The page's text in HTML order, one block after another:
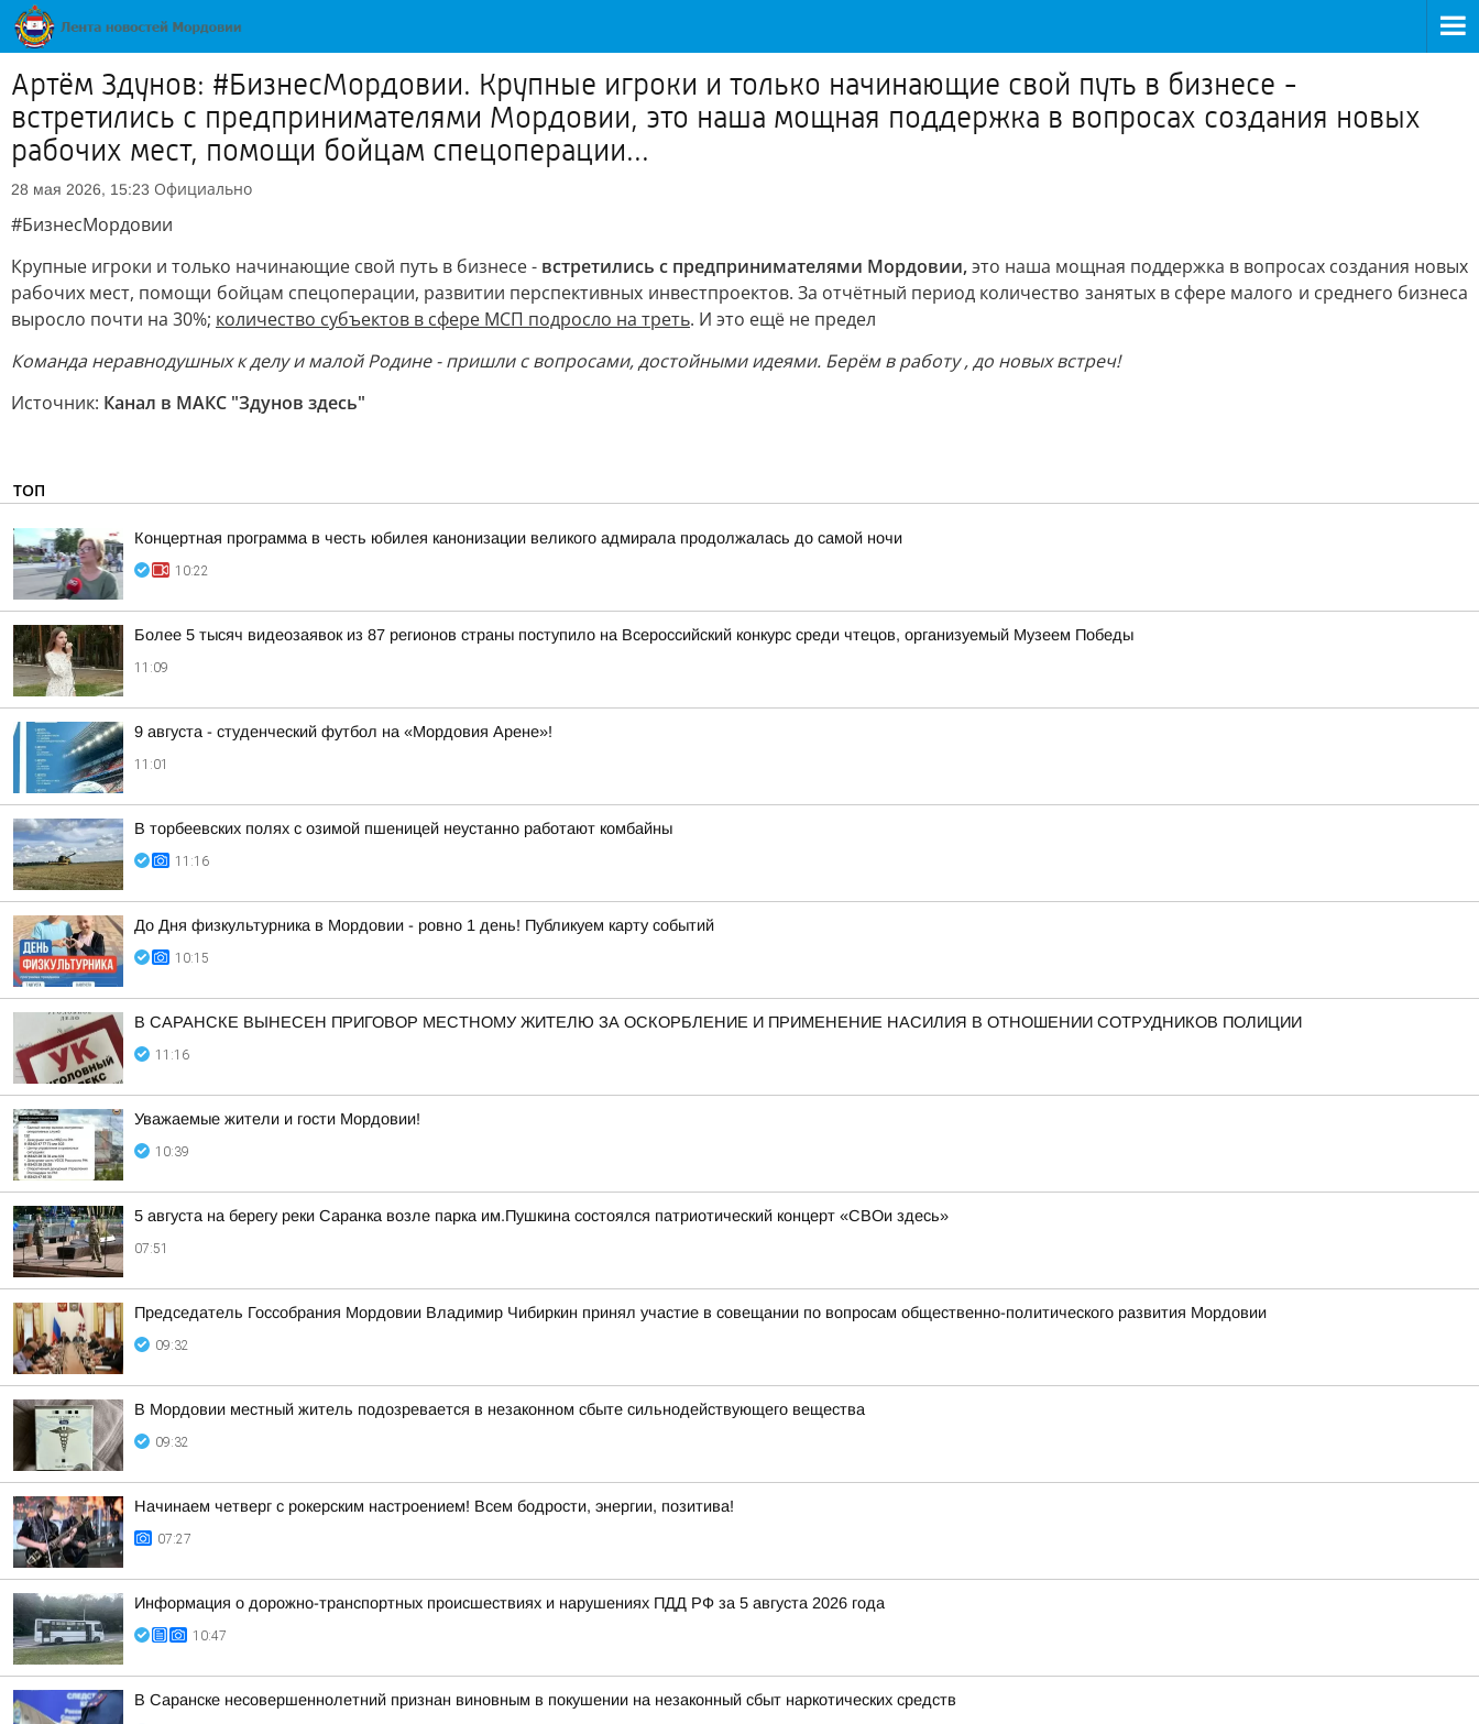
Артём Здунов: #БизнесМордовии. Крупные игроки и только начинающие свой путь в бизнесе -
встретились с предпринимателями Мордовии, это наша мощная поддержка в вопросах создания новых
рабочих мест, помощи бойцам спецоперации...
28 мая 2026, 15:23 Официально
#БизнесМордовии
Крупные игроки и только начинающие свой путь в бизнесе - встретились с предпринимателями Мордовии,это наша мощная поддержка в вопросах создания новых
рабочих мест, помощи бойцам спецоперации, развитии перспективных инвестпроектов. За отчётный период количество занятых в сфере малого и среднего бизнеса
выросло почти на 30%; количество субъектов в сфере МСП подросло на треть. И это ещё не предел
Команда неравнодушных к делу и малой Родине- пришли с вопросами, достойными идеями. Берём в работу, до новых встреч!
Источник: Канал в МАКС "Здунов здесь"
ТОП
Концертная программа в честь юбилея канонизации великого адмирала продолжалась до самой ночи
10:22
Более 5 тысяч видеозаявок из 87 регионов страны поступило на Всероссийский конкурс среди чтецов, организуемый Музеем Победы
11:09
9 августа - студенческий футбол на «Мордовия Арене»!
11:01
В торбеевских полях с озимой пшеницей неустанно работают комбайны
11:16
До Дня физкультурника в Мордовии - ровно 1 день! Публикуем карту событий
10:15
В САРАНСКЕ ВЫНЕСЕН ПРИГОВОР МЕСТНОМУ ЖИТЕЛЮ ЗА ОСКОРБЛЕНИЕ И ПРИМЕНЕНИЕ НАСИЛИЯ В ОТНОШЕНИИ СОТРУДНИКОВ ПОЛИЦИИ
11:16
Уважаемые жители и гости Мордовии!
10:39
5 августа на берегу реки Саранка возле парка им.Пушкина состоялся патриотический концерт «СВОи здесь»
07:51
Председатель Госсобрания Мордовии Владимир Чибиркин принял участие в совещании по вопросам общественно-политического развития Мордовии
09:32
В Мордовии местный житель подозревается в незаконном сбыте сильнодействующего вещества
09:32
Начинаем четверг с рокерским настроением! Всем бодрости, энергии, позитива!
07:27
Информация о дорожно-транспортных происшествиях и нарушениях ПДД РФ за 5 августа 2026 года
10:47
В Саранске несовершеннолетний признан виновным в покушении на незаконный сбыт наркотических средств